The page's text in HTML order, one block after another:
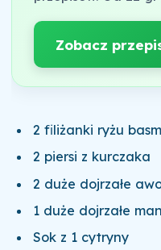
Zobacz
2 filiżanki ryżu
2 piersi z kurczaka
2 duże dojrzałe
1 duże dojrzałe
Sok z 1 cytryny